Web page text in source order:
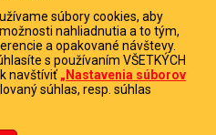
od zmluvy
od zmluvy
s.r.o.
súbory cookies, aby
nahliadnutia a to tým,
a opakované návštevy.
s používaním VŠETKÝCH
navštíviť „Nastavenia súborov
súhlas, resp. súhlas